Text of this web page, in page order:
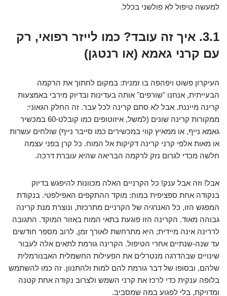
למעשה טיפול לא פולשני בכלל.
3.1. איך זה עובד? כמו לייזר רפואי, רק
עם קרני גאמא (או רנטגן)
העיקרון פשוט ויפהפה בו זמנית: במקום לחתוך את הרקמה
הבעייתית, אנחנו "שורפים" אותה בעדינות ובדיוק מירבי באמצעות
קרינה מייננת. אבל לא סתם קרינה לכל עבר. זה החלק הגאוני:
ממקורות קרינה שונים (למשל, איזוטופים כמו קובלט-60 במכשיר
גאמא נייף, או ממאיץ קווי במכשירים כמו סייבר נייף) שולחים עשרות
או מאות אלפי קרני קרינה דקיקות אל המוח. כל קרן בפני עצמה
חלשה מכדי לגרום נזק לרקמה הבריאה שהיא עוברת דרכה.
אבל! וזה אבל ענק! כל הקרניים האלה מכוונות להיפגש בדיוק
בנקודה אחת ספציפית במוח: מוקד ההתקפים האפילפטי. בנקודת
המפגש הזו, כל האנרגיה של הקרניים מתרכזת, ונוצרת מנת קרינה
גבוהה מאוד. הקרינה הזו פוגעת בתאי המוח באזור המוקד. התגובה
לררינה אינה מיידית; היא מתרחשת לאורך זמן, לרוב מספר חודשים
עד שנה-שנתיים אחרי הטיפול. הקרינה גורמת לתאים אלה לעבור
שינויים שבהדרגה מנטרלים את הפעילות החשמלית האבנורמלית
שלהם, ובסופו של דבר גורמת להם למות ולהתנוון. זה כמו להשתמש
בלופה ענקית כדי לרכז את קרני השמש ולצרוב נקודה אחת קטנה
ומדויקת, בלי לפגוע במה שמסביב.